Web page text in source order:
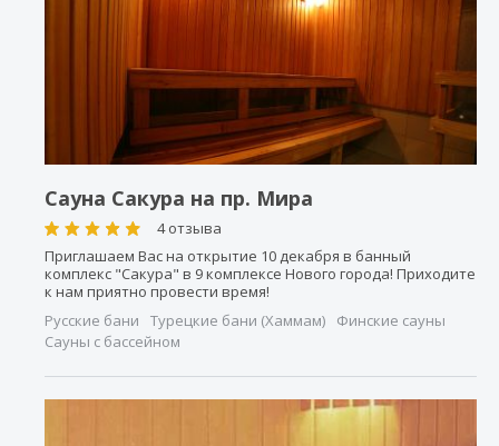
Сауна Сакура на пр. Мира
4 отзыва
Приглашаем Вас на открытие 10 декабря в банный
комплекс "Сакура" в 9 комплексе Нового города! Приходите
к нам приятно провести время!
Русские бани
Турецкие бани (Хаммам)
Финские сауны
Сауны с бассейном